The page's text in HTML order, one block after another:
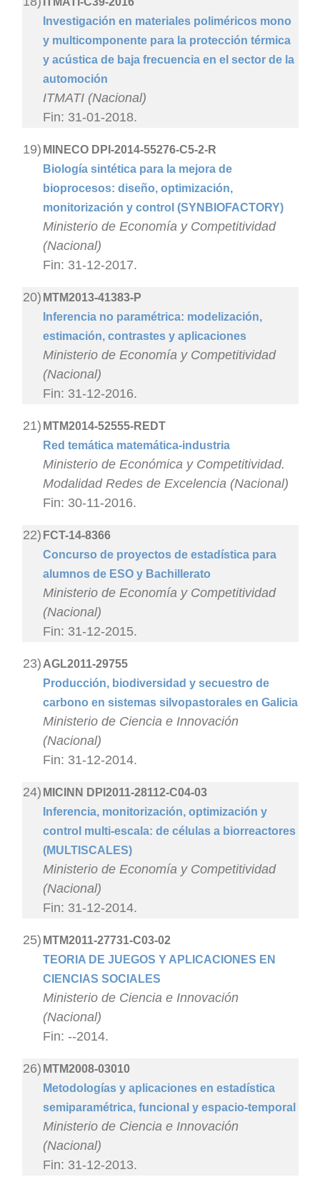
Investigación en materiales poliméricos mono
y multicomponente para la protección térmica
y acústica de baja frecuencia en el sector de la
automoción
ITMATI (Nacional)
Fin: 31-01-2018.
19) MINECO DPI-2014-55276-C5-2-R
Biología sintética para la mejora de
bioprocesos: diseño, optimización,
monitorización y control (SYNBIOFACTORY)
Ministerio de Economía y Competitividad
(Nacional)
Fin: 31-12-2017.
20) MTM2013-41383-P
Inferencia no paramétrica: modelización,
estimación, contrastes y aplicaciones
Ministerio de Economía y Competitividad
(Nacional)
Fin: 31-12-2016.
21) MTM2014-52555-REDT
Red temática matemática-industria
Ministerio de Económica y Competitividad.
Modalidad Redes de Excelencia (Nacional)
Fin: 30-11-2016.
22) FCT-14-8366
Concurso de proyectos de estadística para
alumnos de ESO y Bachillerato
Ministerio de Economía y Competitividad
(Nacional)
Fin: 31-12-2015.
23) AGL2011-29755
Producción, biodiversidad y secuestro de
carbono en sistemas silvopastorales en Galicia
Ministerio de Ciencia e Innovación
(Nacional)
Fin: 31-12-2014.
24) MICINN DPI2011-28112-C04-03
Inferencia, monitorización, optimización y
control multi-escala: de células a biorreactores
(MULTISCALES)
Ministerio de Economía y Competitividad
(Nacional)
Fin: 31-12-2014.
25) MTM2011-27731-C03-02
TEORIA DE JUEGOS Y APLICACIONES EN
CIENCIAS SOCIALES
Ministerio de Ciencia e Innovación
(Nacional)
Fin: --2014.
26) MTM2008-03010
Metodologías y aplicaciones en estadística
semiparamétrica, funcional y espacio-temporal
Ministerio de Ciencia e Innovación
(Nacional)
Fin: 31-12-2013.